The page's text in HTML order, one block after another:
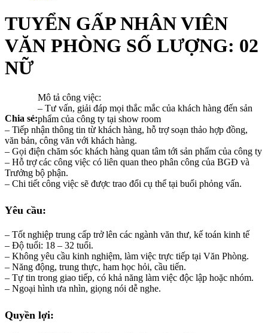
TUYỂN GẤP NHÂN VIÊN
VĂN PHÒNG SỐ LƯỢNG: 02
NỮ
Chia sẻ:
Mô tả công việc:
– Tư vấn, giải đáp mọi thắc mắc của khách hàng đến sản
phẩm của công ty tại show room
– Tiếp nhận thông tin từ khách hàng, hỗ trợ soạn thảo hợp đồng,
văn bản, công văn với khách hàng.
– Gọi điện chăm sóc khách hàng quan tâm tới sản phẩm của công ty
– Hỗ trợ các công việc có liên quan theo phân công của BGĐ và
Trưởng bộ phận.
– Chi tiết công việc sẽ được trao đổi cụ thể tại buổi phỏng vấn.
Yêu cầu:
– Tốt nghiệp trung cấp trở lên các ngành văn thư, kế toán kinh tế
– Độ tuổi: 18 – 32 tuổi.
– Không yêu cầu kinh nghiệm, làm việc trực tiếp tại Văn Phòng.
– Năng động, trung thực, ham học hỏi, cầu tiến.
– Tự tin trong giao tiếp, có khả năng làm việc độc lập hoặc nhóm.
– Ngoại hình ưa nhìn, giọng nói dễ nghe.
Quyền lợi: